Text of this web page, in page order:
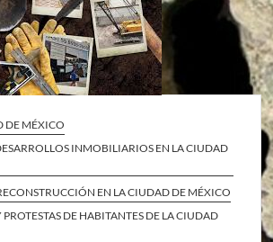
DE MÉXICO
INMOBILIARIOS EN LA CIUDAD
EN LA CIUDAD DE MÉXICO
DE HABITANTES DE LA CIUDAD